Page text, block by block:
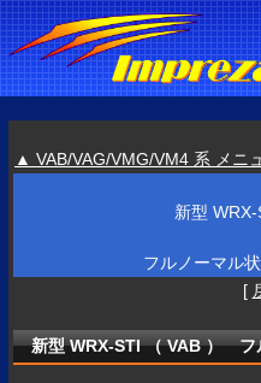
▲ VAB/VAG/VMG/VM4 系 メニ
新型 WRX-
フルノーマル
[
新型 WRX-STI （ VAB ） フ